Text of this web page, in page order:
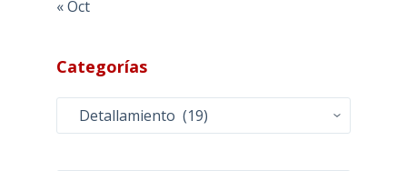
« Oct
Categorías
Categorías